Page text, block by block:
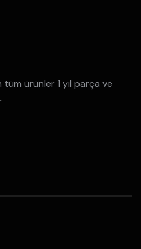
tüm ürünler 1 yıl parça ve